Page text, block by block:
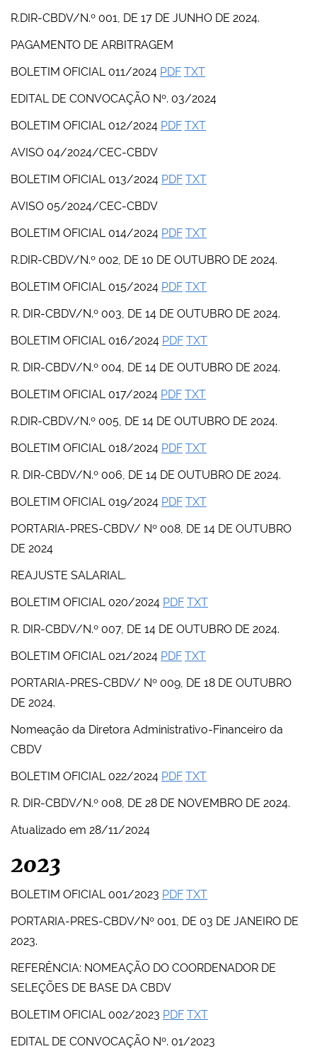
R.DIR-CBDV/N.º 001, DE 17 DE JUNHO DE 2024.
PAGAMENTO DE ARBITRAGEM
BOLETIM OFICIAL 011/2024 PDF TXT
EDITAL DE CONVOCAÇÃO Nº. 03/2024
BOLETIM OFICIAL 012/2024 PDF TXT
AVISO 04/2024/CEC-CBDV
BOLETIM OFICIAL 013/2024 PDF TXT
AVISO 05/2024/CEC-CBDV
BOLETIM OFICIAL 014/2024 PDF TXT
R.DIR-CBDV/N.º 002, DE 10 DE OUTUBRO DE 2024.
BOLETIM OFICIAL 015/2024 PDF TXT
R. DIR-CBDV/N.º 003, DE 14 DE OUTUBRO DE 2024.
BOLETIM OFICIAL 016/2024 PDF TXT
R. DIR-CBDV/N.º 004, DE 14 DE OUTUBRO DE 2024.
BOLETIM OFICIAL 017/2024 PDF TXT
R.DIR-CBDV/N.º 005, DE 14 DE OUTUBRO DE 2024.
BOLETIM OFICIAL 018/2024 PDF TXT
R. DIR-CBDV/N.º 006, DE 14 DE OUTUBRO DE 2024.
BOLETIM OFICIAL 019/2024 PDF TXT
PORTARIA-PRES-CBDV/ Nº 008, DE 14 DE OUTUBRO
DE 2024
REAJUSTE SALARIAL.
BOLETIM OFICIAL 020/2024 PDF TXT
R. DIR-CBDV/N.º 007, DE 14 DE OUTUBRO DE 2024.
BOLETIM OFICIAL 021/2024 PDF TXT
PORTARIA-PRES-CBDV/ Nº 009, DE 18 DE OUTUBRO
DE 2024.
Nomeação da Diretora Administrativo-Financeiro da
CBDV
BOLETIM OFICIAL 022/2024 PDF TXT
R. DIR-CBDV/N.º 008, DE 28 DE NOVEMBRO DE 2024.
Atualizado em 28/11/2024
2023
BOLETIM OFICIAL 001/2023 PDF TXT
PORTARIA-PRES-CBDV/Nº 001, DE 03 DE JANEIRO DE
2023.
REFERÊNCIA: NOMEAÇÃO DO COORDENADOR DE
SELEÇÕES DE BASE DA CBDV
BOLETIM OFICIAL 002/2023 PDF TXT
EDITAL DE CONVOCAÇÃO Nº. 01/2023